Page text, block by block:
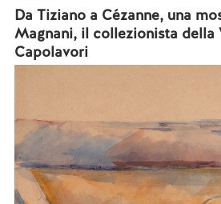
Da Tiziano a Cézanne, una
Magnani, il collezionista della
Capolavori